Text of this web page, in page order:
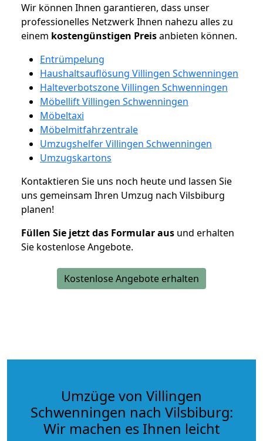
Wir können Ihnen garantieren, dass unser
professionelles Netzwerk Ihnen nahezu alles zu
einem kostengünstigen Preisanbieten können.
Entrümpelung
Haushaltsauflösung Villingen Schwenningen
Halteverbotszone Villingen Schwenningen
Möbellift Villingen Schwenningen
Möbeltaxi
Möbelmitfahrzentrale
Umzugshelfer Villingen Schwenningen
Umzugskartons
Kontaktieren Sie uns noch heute und lassen Sie
uns gemeinsam Ihren Umzug nach Vilsbiburg
planen!
Füllen Sie jetzt das Formular aus und erhalten
Sie kostenlose Angebote.
Kostenlose Angebote erhalten
Umzüge von Villingen
Schwenningen nach Vilsbiburg:
Wir machen es Ihnen leicht